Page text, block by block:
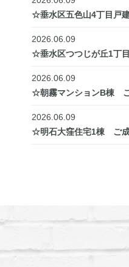
☆垂水区五色山4丁目戸
2026.06.09
☆垂水区つつじが丘1丁
2026.06.09
☆朝霧マンションB棟
2026.06.09
☆明石大窪住宅1棟 ご